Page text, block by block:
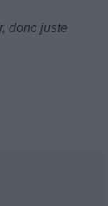
donc juste